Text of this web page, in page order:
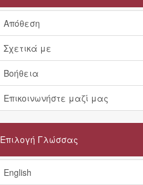
Απόθεση
Σχετικά με
Βοήθεια
Επικοινωνήστε μαζί μας
Επιλογή Γλώσσας
English